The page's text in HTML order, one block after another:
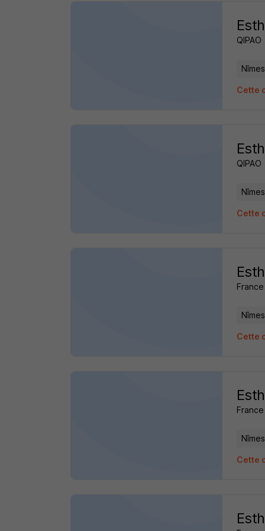
QIPAO
Cette
QIPAO
Cette
Cette
Cette